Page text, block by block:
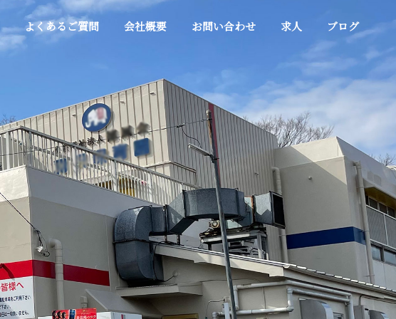
よくあるご質問 会社概要 お問い合わせ 求人 ブログ